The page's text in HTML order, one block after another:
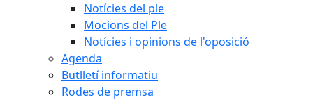
Notícies del ple
Mocions del Ple
Notícies i opinions de l'oposició
Agenda
Butlletí informatiu
Rodes de premsa